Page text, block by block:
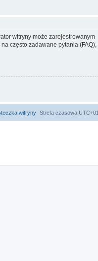
witryny może zarejestrowanym
często zadawane pytania (FAQ),
Strefa czasowa
witryny